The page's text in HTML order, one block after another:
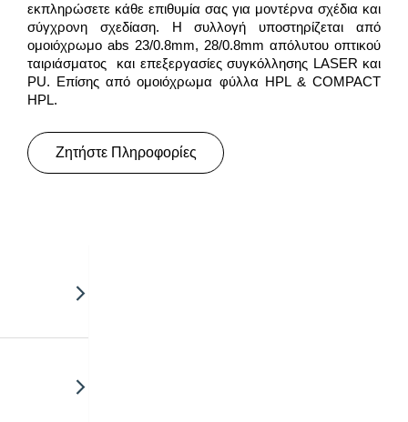
εκπληρώσετε κάθε επιθυμία σας για μοντέρνα σχέδια και
σύγχρονη σχεδίαση. Η συλλογή υποστηρίζεται από
ομοιόχρωμο abs 23/0.8mm, 28/0.8mm απόλυτου οπτικού
ταιριάσματος και επεξεργασίες συγκόλλησης LASER και
PU. Επίσης από ομοιόχρωμα φύλλα HPL & COMPACT
HPL.
Ζητήστε Πληροφορίες